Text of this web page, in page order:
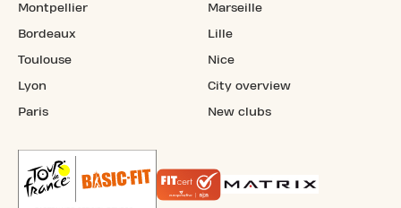
Montpellier
Bordeaux
Toulouse
Lyon
Paris
Marseille
Lille
Nice
City overview
New clubs